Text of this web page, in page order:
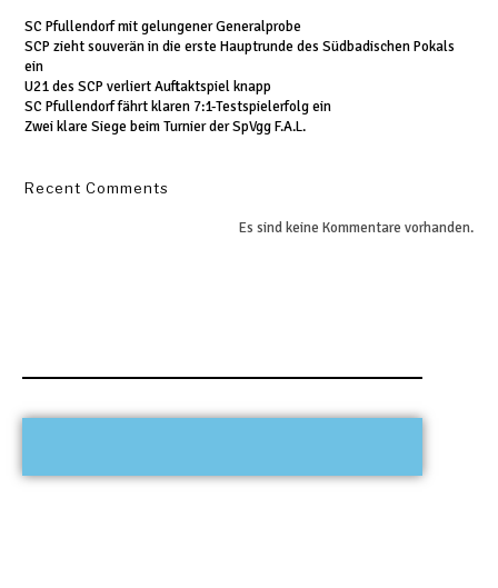
SC Pfullendorf mit gelungener Generalprobe
SCP zieht souverän in die erste Hauptrunde des Südbadischen Pokals
ein
U21 des SCP verliert Auftaktspiel knapp
SC Pfullendorf fährt klaren 7:1-Testspielerfolg ein
Zwei klare Siege beim Turnier der SpVgg F.A.L.
Recent Comments
Es sind keine Kommentare vorhanden.